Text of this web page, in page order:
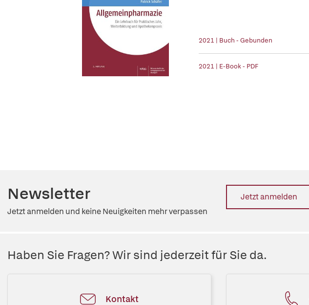
2021 | Buch - Gebunden
2021 | E-Book - PDF
Newsletter
Jetzt anmelden und keine Neuigkeiten mehr verpassen
Jetzt anmelden
Haben Sie Fragen? Wir sind jederzeit für Sie da.
Kontakt